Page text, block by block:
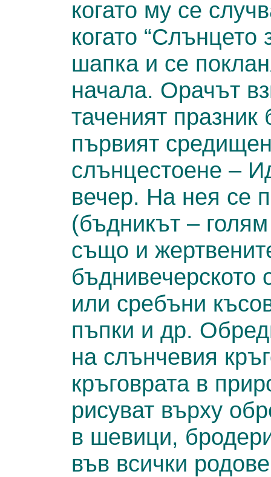
когато му се
когато “Слънцето
шапка и се
начала. Орачът
таченият празник
първият
слънцестоене –
вечер. На нея се
(бъдникът –
също и
бъднивечерското
или сребъни
пъпки и др.
на слънчевия
кръговрата в
рисуват върху
в шевици,
във всички